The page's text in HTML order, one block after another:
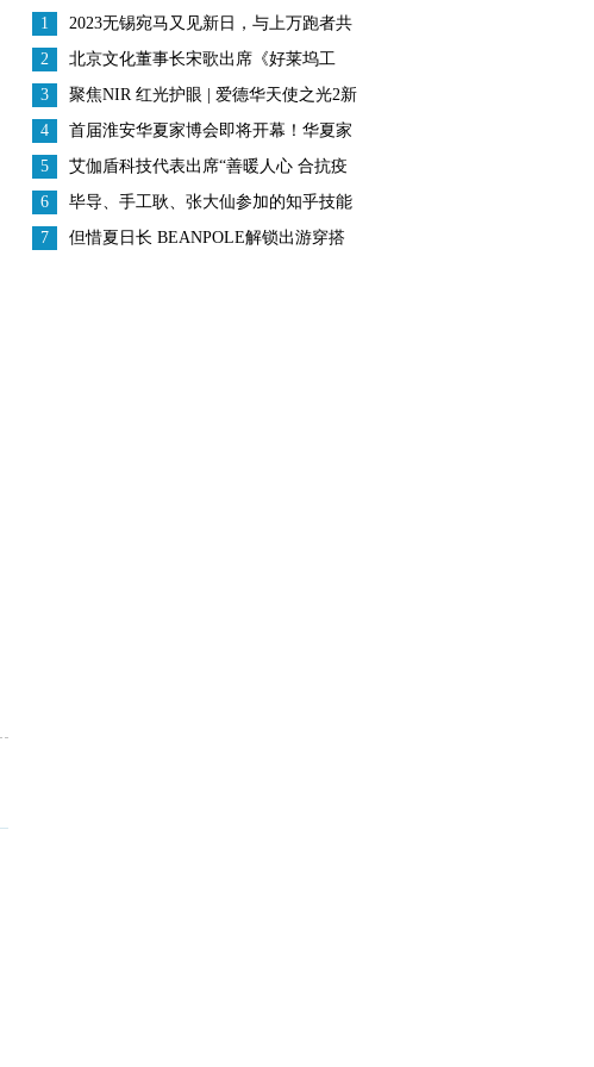
1
2023无锡宛马又见新日，与上万跑者共
赴42.195公里的热爱
2
北京文化董事长宋歌出席《好莱坞工
匠》中美影视分享会， 助力中国电影发
展
3
聚焦NIR 红光护眼 | 爱德华天使之光2新
品上市发布会圆满结束
4
首届淮安华夏家博会即将开幕！华夏家
博会百城计划进度过半！
5
艾伽盾科技代表出席“善暖人心 合抗疫
情”捐赠仪式
6
毕导、手工耿、张大仙参加的知乎技能
研究所是什么？
7 但惜夏日长 BEANPOLE解锁出游穿搭